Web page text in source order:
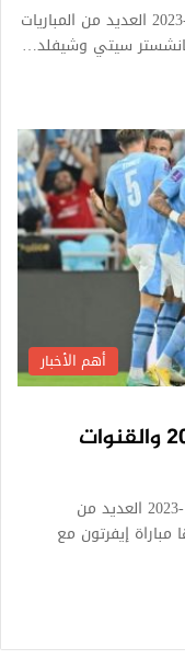
كتب – يسري غازى تقام اليوم السبت 30-12-2023 العديد من المباريات
سيتي وشيفلد…
أهم الأخبار
مباريات اليوم الأربعاء 27-12-2023 والقنوات
كتب – يسري غازى تقام اليوم الأربعاء 27-12-2023 العديد من
إيفرتون مع